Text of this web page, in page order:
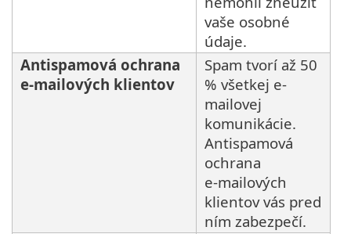
vaše osobné
údaje.
Antispamová ochrana
e‑mailových klientov
Spam tvorí až 50
% všetkej e-
mailovej
komunikácie.
Antispamová
ochrana
e‑mailových
klientov vás pred
ním zabezpečí.